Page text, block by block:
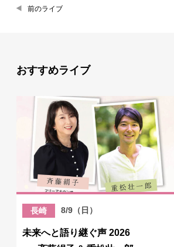
前のライブ
おすすめライブ
長崎 8/9（日）
未来へと語り継ぐ声 2026